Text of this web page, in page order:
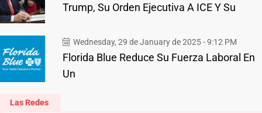
Trump, Su Orden Ejecutiva A ICE Y Su
Wednesday, 29 de January de 2025 - 9:12 PM
Florida Blue Reduce Su Fuerza Laboral En
Un
Las Redes